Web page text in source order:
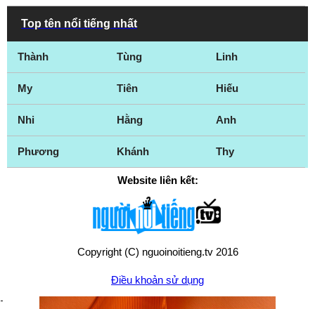
Top tên nổi tiếng nhất
Thành Tùng Linh
My Tiên Hiếu
Nhi Hằng Anh
Phương Khánh Thy
Website liên kết:
Copyright (C) nguoinoitieng.tv 2016
Điều khoản sử dụng